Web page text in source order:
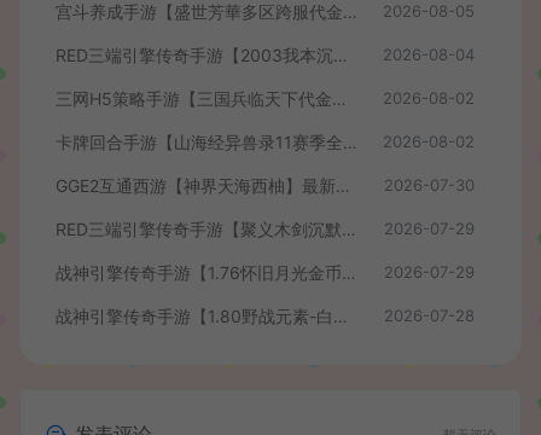
宫斗养成手游【盛世芳華多区跨服代金券本地优化版】最新整理单机一键即玩端+Linux手工服务端+CDK授权后台+安卓+详细搭建教程 2026-08-05
RED三端引擎传奇手游【2003我本沉默】最新整理Win系服务端+安卓苹果PC三端+详细搭建教程 2026-08-04
三网H5策略手游【三国兵临天下代金券内购七合修复版】最新整理单机一键即玩镜像端+Linux手工服务端+管理后台+GM授权后台+简易安卓客户端+详细搭建教程+视频教程 2026-08-02
卡牌回合手游【山海经异兽录11赛季全人物代金券内购版】最新整理WIN系服务端+授权GM后台+管理后台+热更修改工具+安卓+详细搭建教程 2026-08-02
GGE2互通西游【神界天海西柚】最新整理Win系服务端+安卓苹果PC三端+内置GM工具+全套源码+详细搭建教程+视频教程 2026-07-30
RED三端引擎传奇手游【聚义木剑沉默高仿嘟嘟沉默】最新整理Win系服务端+安卓苹果PC三端+详细搭建教程 2026-07-29
战神引擎传奇手游【1.76怀旧月光金币版】最新整理Win系复古服务端+安卓苹果双端+GM授权物品后台+详细搭建教程 2026-07-29
战神引擎传奇手游【1.80野战元素-白猪7.2免授权】最新整理Win系特色服务端+安卓+GM授权物品后台+详细搭建教程 2026-07-28